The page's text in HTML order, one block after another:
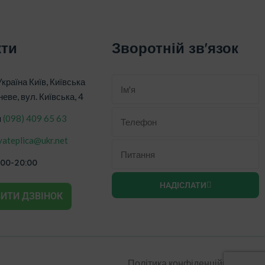
Київ, Київська
вул. Київська, 4
‎(098) 409 65 63
20:00
ДЗВІНОК
Зворотній зв'язок
НАДІСЛАТИ
Політика конфіденційності.